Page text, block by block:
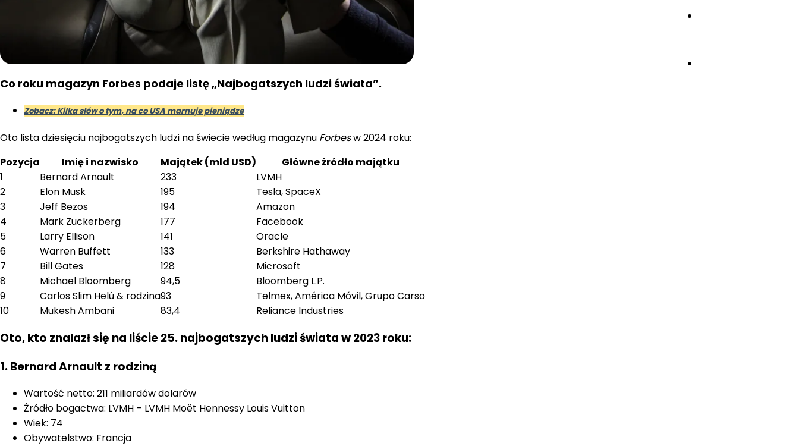
Co roku magazyn Forbes podaje listę „Najbogatszych ludzi świata”.
Zobacz: Kilka słów o tym, na co USA marnuje pieniądze
Oto lista dziesięciu najbogatszych ludzi na świecie według magazynu Forbesw 2024 roku:
Pozycja
Imię i nazwisko Majątek (mld USD)
Główne źródło majątku
1
Bernard Arnault 233
LVMH
2
Elon Musk 195
Tesla, SpaceX
3
Jeff Bezos 194
Amazon
4
Mark Zuckerberg 177
Facebook
5
Larry Ellison 141
Oracle
6
Warren Buffett 133
Berkshire Hathaway
7
Bill Gates 128
Microsoft
8
Michael Bloomberg 94,5
Bloomberg L.P.
9
Carlos Slim Helú & rodzina93
Telmex, América Móvil, Grupo Carso
10
Mukesh Ambani 83,4 Reliance Industries
Oto, kto znalazł się na liście 25. najbogatszych ludzi świata w 2023 roku:
1. Bernard Arnault z rodziną
Wartość netto: 211 miliardów dolarów
Źródło bogactwa: LVMH – LVMH Moët Hennessy Louis Vuitton
Wiek: 74
Obywatelstwo: Francja